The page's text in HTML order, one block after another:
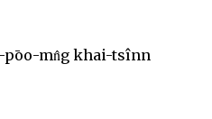
mn̂g khai-tsînn